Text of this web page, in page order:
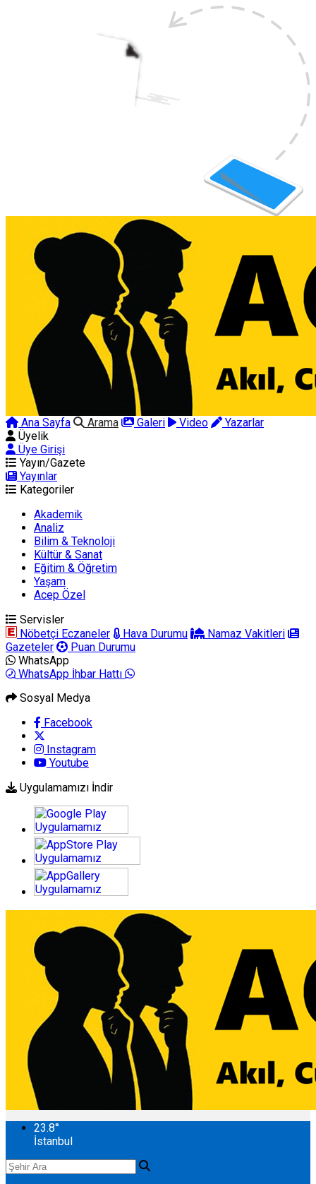
Ana Sayfa Arama Galeri Video
Yazarlar
Üyelik
Üye Girişi
Yayın/Gazete
Yayınlar
Kategoriler
Akademik
Analiz
Bilim & Teknoloji
Kültür & Sanat
Eğitim & Öğretim
Yaşam
Acep Özel
Servisler
Nöbetçi Eczaneler
Hava Durumu
Namaz Vakitleri
Gazeteler
Puan Durumu
WhatsApp
WhatsApp İhbar Hattı
Sosyal Medya
Facebook
Instagram
Youtube
Uygulamamızı İndir
23.8°
İstanbul